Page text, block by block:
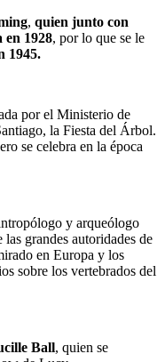
, quien junto con
1928, por lo que se le
1945.
por el Ministerio de
la Fiesta del Árbol.
se celebra en la época
y arqueólogo
las grandes autoridades de
en Europa y los
sobre los vertebrados del
Ball, quien se